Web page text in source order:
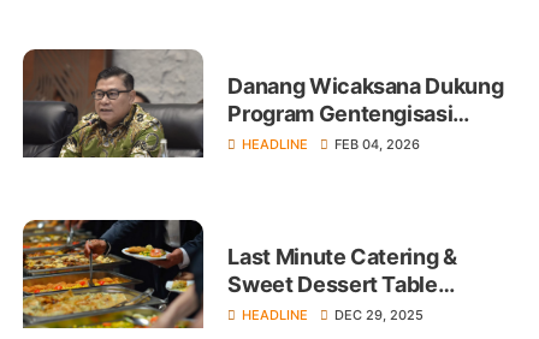
Danang Wicaksana Dukung
Program Gentengisasi
Presiden Prabowo
HEADLINE FEB 04, 2026
Last Minute Catering &
Sweet Dessert Table
Services –
HEADLINE DEC 29, 2025